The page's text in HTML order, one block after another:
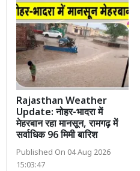
Rajasthan Weather
Update: नोहर-भादरा में
मेहरबान रहा मानसून, रामगढ़ में
सर्वाधिक 96 मिमी बारिश
Published On 04 Aug 2026
15:03:47